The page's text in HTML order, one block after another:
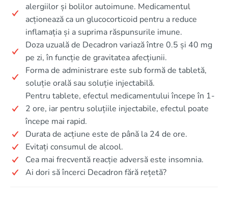
alergiilor și bolilor autoimune. Medicamentul
acționează ca un glucocorticoid pentru a reduce
inflamația și a suprima răspunsurile imune.
Doza uzuală de Decadron variază între 0.5 și 40 mg
pe zi, în funcție de gravitatea afecțiunii.
Forma de administrare este sub formă de tabletă,
soluție orală sau soluție injectabilă.
Pentru tablete, efectul medicamentului începe în 1-
2 ore, iar pentru soluțiile injectabile, efectul poate
începe mai rapid.
Durata de acțiune este de până la 24 de ore.
Evitați consumul de alcool.
Cea mai frecventă reacție adversă este insomnia.
Ai dori să încerci Decadron fără rețetă?